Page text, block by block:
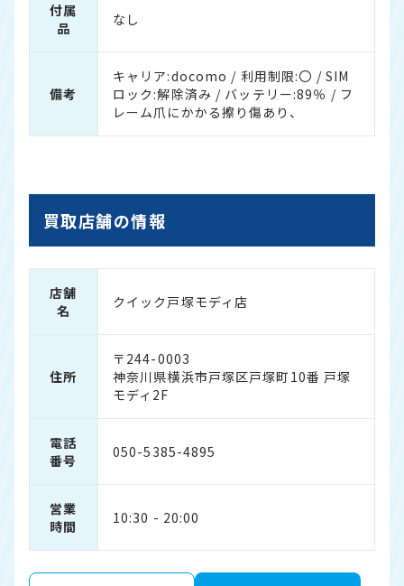
付属
品
なし
備考
キャリア:docomo / 利用制限:〇 / SIM
ロック:解除済み / バッテリー:89％ / フ
レーム爪にかかる擦り傷あり、
買取店舗の情報
店舗
名
クイック戸塚モディ店
住所
〒244-0003
神奈川県横浜市戸塚区戸塚町10番 戸塚
モディ2F
電話
番号
050-5385-4895
営業
時間
10:30 - 20:00